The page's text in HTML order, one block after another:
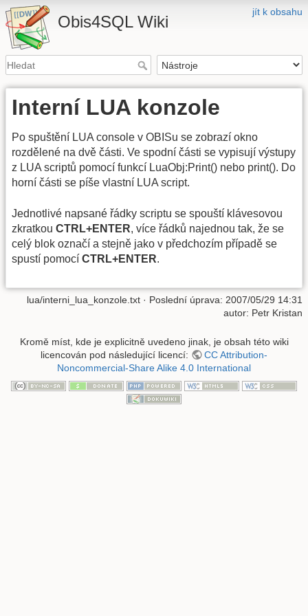
jít k obsahu
Obis4SQL Wiki
Interní LUA konzole
Po spuštění LUA console v OBISu se zobrazí okno
rozdělené na dvě části. Ve spodní části se vypisují výstupy
z LUA scriptů pomocí funkcí LuaObj:Print() nebo print(). Do
horní části se píše vlastní LUA script.
Jednotlivé napsané řádky scriptu se spouští klávesovou
zkratkou CTRL+ENTER, více řádků najednou tak, že se
celý blok označí a stejně jako v předchozím případě se
spustí pomocí CTRL+ENTER.
lua/interni_lua_konzole.txt · Poslední úprava: 2007/05/29 14:31
autor: Petr Kristan
Kromě míst, kde je explicitně uvedeno jinak, je obsah této wiki
licencován pod následující licencí:
CC Attribution-
Noncommercial-Share Alike 4.0 International